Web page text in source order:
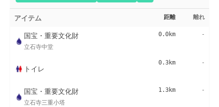
アイテム 距離 離れ
国宝・重要文化財
立石寺中堂
0.0km -
トイレ
0.3km -
国宝・重要文化財
立石寺三重小塔
1.3km -